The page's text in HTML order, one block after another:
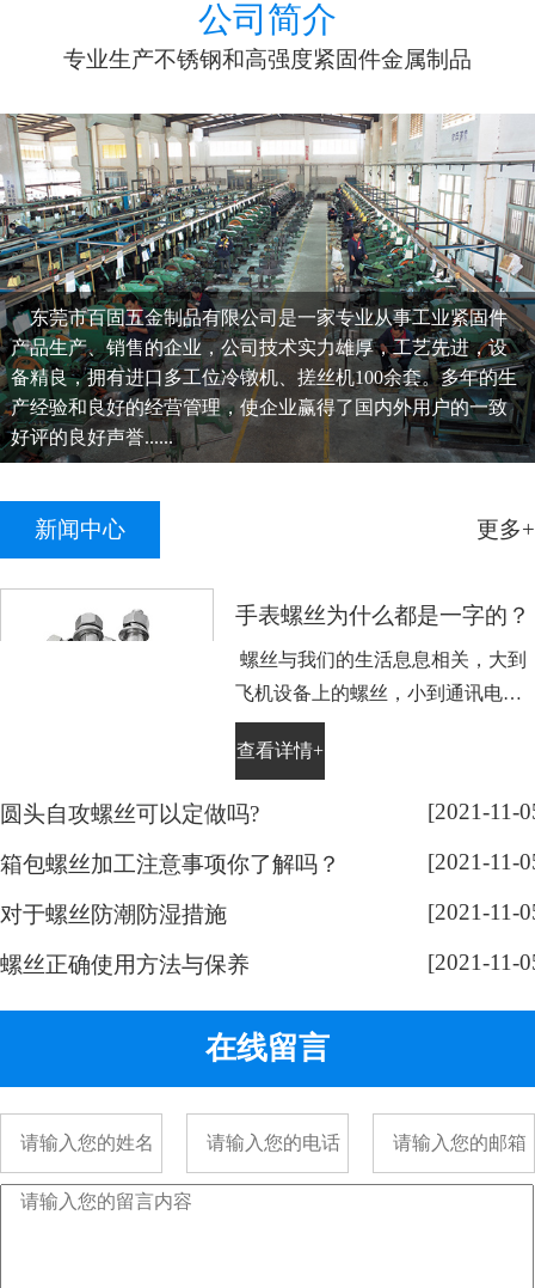
公司简介
专业生产不锈钢和高强度紧固件金属制品
东莞市百固五金制品有限公司是一家专业从事工业紧固件
产品生产、销售的企业，公司技术实力雄厚，工艺先进，设
备精良，拥有进口多工位冷镦机、搓丝机100余套。多年的生
产经验和良好的经营管理，使企业赢得了国内外用户的一致
好评的良好声誉......
新闻中心 更多+
手表螺丝为什么都是一字的？
螺丝与我们的生活息息相关，大到
飞机设备上的螺丝，小到通讯电子
设备手表上的小螺丝。不知道大家
平时有没有留意，手表螺丝大部分
奇，跟随小编脚步来带大家了解一
下： 手表螺丝属于精密螺丝，之所
工方式决定的。手表精密螺丝，是
采用车加工出来的，头部...
查看详情+
圆头自攻螺丝可以定做吗? [2021-11-
箱包螺丝加工注意事项你了解吗？ [2021-11-
对于螺丝防潮防湿措施 [2021-11-
螺丝正确使用方法与保养 [2021-11-
在线留言